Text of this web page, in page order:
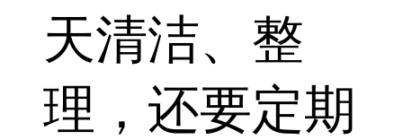
天清洁、整
理，还要定期